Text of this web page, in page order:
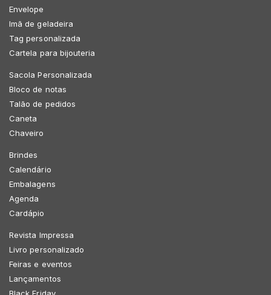
Envelope
Imã de geladeira
Tag personalizada
Cartela para bijouteria
Sacola Personalizada
Bloco de notas
Talão de pedidos
Caneta
Chaveiro
Brindes
Calendário
Embalagens
Agenda
Cardápio
Revista Impressa
Livro personalizado
Feiras e eventos
Lançamentos
Black Friday